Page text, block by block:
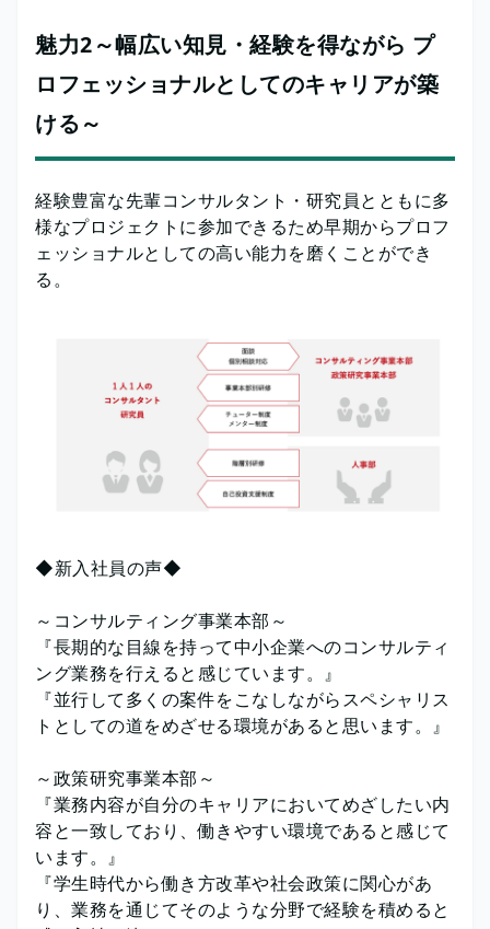
魅力2～幅広い知見・経験を得ながら プ
ロフェッショナルとしてのキャリアが築
ける～
経験豊富な先輩コンサルタント・研究員とともに多
様なプロジェクトに参加できるため早期からプロフ
ェッショナルとしての高い能力を磨くことができ
る。
◆新入社員の声◆
～コンサルティング事業本部～
『長期的な目線を持って中小企業へのコンサルティ
ング業務を行えると感じています。』
『並行して多くの案件をこなしながらスペシャリス
トとしての道をめざせる環境があると思います。』
～政策研究事業本部～
『業務内容が自分のキャリアにおいてめざしたい内
容と一致しており、働きやすい環境であると感じて
います。』
『学生時代から働き方改革や社会政策に関心があ
り、業務を通じてそのような分野で経験を積めると